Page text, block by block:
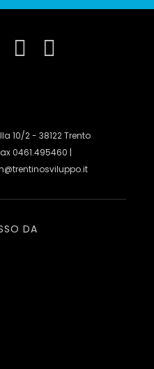
10/2 - 38122 Trento
0461.495460 |
DA